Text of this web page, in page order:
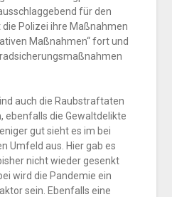
für den
Polizei ihre Maßnahmen
Maßnahmen“ fort und
auch die Raubstraftaten
ebenfalls die Gewaltdelikte
gut sieht es im bei
Umfeld aus. Hier gab es
nicht wieder gesenkt
wird die Pandemie ein
sein. Ebenfalls eine